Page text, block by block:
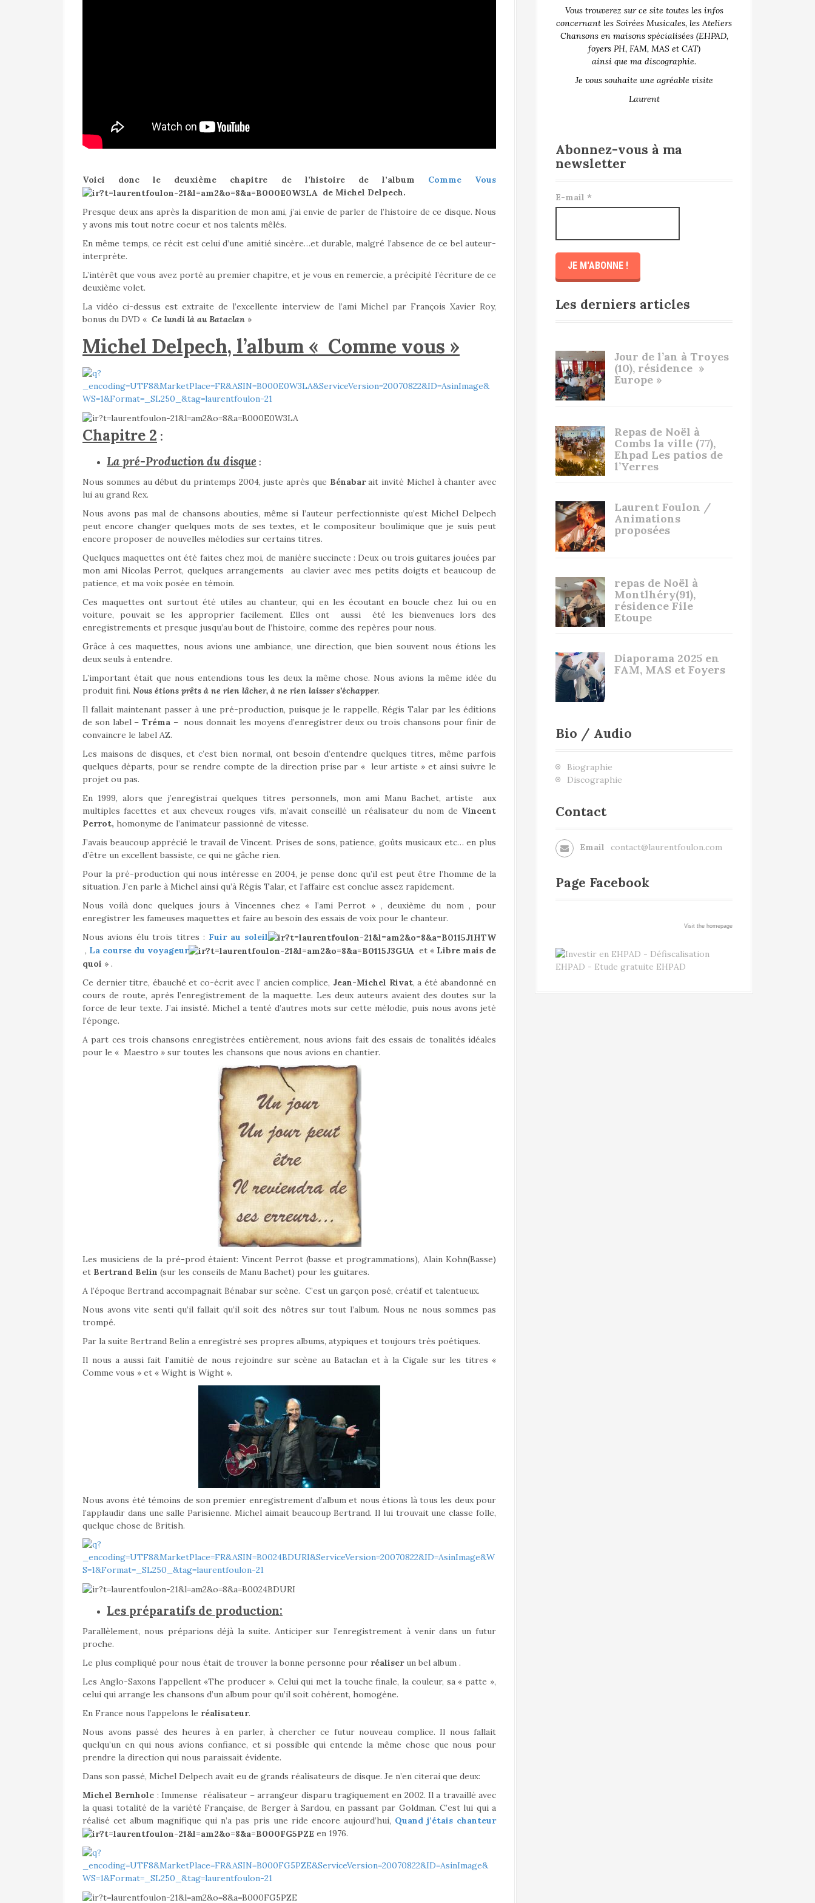
Voici donc le deuxième chapitre de l’histoire de l’album Comme Vous
de Michel Delpech.
Presque deux ans après la disparition de mon ami, j’ai envie de parler de l’histoire de ce disque. Nous
y avons mis tout notre coeur et nos talents mêlés.
En même temps, ce récit est celui d’une amitié sincère…et durable, malgré l’absence de ce bel auteur-
interprète.
L’intérêt que vous avez porté au premier chapitre, et je vous en remercie, a précipité l’écriture de ce
deuxième volet.
La vidéo ci-dessus est extraite de l’excellente interview de l’ami Michel par François Xavier Roy,
bonus du DVD « Ce lundi là au Bataclan »
Michel Delpech, l’album « Comme vous »
Chapitre 2 :
La pré-Production du disque :
Nous sommes au début du printemps 2004, juste après que Bénabarait invité Michel à chanter avec
lui au grand Rex.
Nous avons pas mal de chansons abouties, même si l’auteur perfectionniste qu’est Michel Delpech
peut encore changer quelques mots de ses textes, et le compositeur boulimique que je suis peut
encore proposer de nouvelles mélodies sur certains titres.
Quelques maquettes ont été faites chez moi, de manière succincte : Deux ou trois guitares jouées par
mon ami Nicolas Perrot, quelques arrangements au clavier avec mes petits doigts et beaucoup de
patience, et ma voix posée en témoin.
Ces maquettes ont surtout été utiles au chanteur, qui en les écoutant en boucle chez lui ou en
voiture, pouvait se les approprier facilement. Elles ont aussi été les bienvenues lors des
enregistrements et presque jusqu’au bout de l’histoire, comme des repères pour nous.
Grâce à ces maquettes, nous avions une ambiance, une direction, que bien souvent nous étions les
deux seuls à entendre.
L’important était que nous entendions tous les deux la même chose. Nous avions la même idée du
produit fini. Nous étions prêts à ne rien lâcher, à ne rien laisser s’échapper.
Il fallait maintenant passer à une pré-production, puisque je le rappelle, Régis Talar par les éditions
de son label –Tréma – nous donnait les moyens d’enregistrer deux ou trois chansons pour finir de
convaincre le label AZ.
Les maisons de disques, et c’est bien normal, ont besoin d’entendre quelques titres, même parfois
quelques départs, pour se rendre compte de la direction prise par « leur artiste » et ainsi suivre le
projet ou pas.
En 1999, alors que j’enregistrai quelques titres personnels, mon ami Manu Bachet, artiste aux
multiples facettes et aux cheveux rouges vifs, m’avait conseillé un réalisateur du nom de Vincent
Perrot, homonyme de l’animateur passionné de vitesse.
J’avais beaucoup apprécié le travail de Vincent. Prises de sons, patience, goûts musicaux etc… en plus
d’être un excellent bassiste, ce qui ne gâche rien.
Pour la pré-production qui nous intéresse en 2004, je pense donc qu’il est peut être l’homme de la
situation. J’en parle à Michel ainsi qu’à Régis Talar, et l’affaire est conclue assez rapidement.
Nous voilà donc quelques jours à Vincennes chez « l’ami Perrot » , deuxième du nom , pour
enregistrer les fameuses maquettes et faire au besoin des essais de voix pour le chanteur.
Nous avions élu trois titres : Fuir au soleil
, La course du voyageur et « Libre mais de
quoi » .
Ce dernier titre, ébauché et co-écrit avec l’ ancien complice, Jean-Michel Rivat, a été abandonné en
cours de route, après l’enregistrement de la maquette. Les deux auteurs avaient des doutes sur la
force de leur texte. J’ai insisté. Michel a tenté d’autres mots sur cette mélodie, puis nous avons jeté
l’éponge.
A part ces trois chansons enregistrées entièrement, nous avions fait des essais de tonalités idéales
pour le « Maestro » sur toutes les chansons que nous avions en chantier.
Les musiciens de la pré-prod étaient: Vincent Perrot (basse et programmations), Alain Kohn(Basse)
et Bertrand Belin (sur les conseils de Manu Bachet) pour les guitares.
A l’époque Bertrand accompagnait Bénabar sur scène. C’est un garçon posé, créatif et talentueux.
Nous avons vite senti qu’il fallait qu’il soit des nôtres sur tout l’album. Nous ne nous sommes pas
trompé.
Par la suite Bertrand Belin a enregistré ses propres albums, atypiques et toujours très poétiques.
Il nous a aussi fait l’amitié de nous rejoindre sur scène au Bataclan et à la Cigale sur les titres «
Comme vous » et « Wight is Wight ».
Nous avons été témoins de son premier enregistrement d’album et nous étions là tous les deux pour
l’applaudir dans une salle Parisienne. Michel aimait beaucoup Bertrand. Il lui trouvait une classe folle,
quelque chose de British.
Les préparatifs de production:
Parallèlement, nous préparions déjà la suite. Anticiper sur l’enregistrement à venir dans un futur
proche.
Le plus compliqué pour nous était de trouver la bonne personne pour réaliserun bel album .
Les Anglo-Saxons l’appellent «The producer ». Celui qui met la touche finale, la couleur, sa « patte »,
celui qui arrange les chansons d’un album pour qu’il soit cohérent, homogène.
En France nous l’appelons le réalisateur.
Nous avons passé des heures à en parler, à chercher ce futur nouveau complice. Il nous fallait
quelqu’un en qui nous avions confiance, et si possible qui entende la même chose que nous pour
prendre la direction qui nous paraissait évidente.
Dans son passé, Michel Delpech avait eu de grands réalisateurs de disque. Je n’en citerai que deux:
Michel Bernholc : Immense réalisateur – arrangeur disparu tragiquement en 2002. Il a travaillé avec
la quasi totalité de la variété Française, de Berger à Sardou, en passant par Goldman. C’est lui qui a
réalisé cet album magnifique qui n’a pas pris une ride encore aujourd’hui, Quand j’étais chanteur
en 1976.
Vous trouverez sur ce site toutes les infos
concernant les Soirées Musicales, les Ateliers
Chansons en maisons spécialisées (EHPAD,
foyers PH, FAM, MAS et CAT)
ainsi que ma discographie.
Je vous souhaite une agréable visite
Laurent
Abonnez-vous à ma
newsletter
E-mail *
Les derniers articles
Jour de l’an à Troyes
(10), résidence »
Europe »
Repas de Noël à
Combs la ville (77),
Ehpad Les patios de
l’Yerres
Laurent Foulon /
Animations
proposées
repas de Noël à
Montlhéry(91),
résidence File
Etoupe
Diaporama 2025 en
FAM, MAS et Foyers
Bio / Audio
Biographie
Discographie
Contact
Email contact@laurentfoulon.com
Page Facebook
Visit the homepage